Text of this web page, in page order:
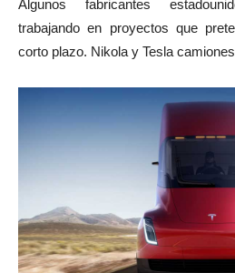
Algunos fabricantes
trabajando en proyectos que
corto plazo. Nikola y Tesla